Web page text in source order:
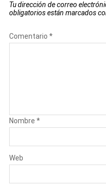
Tu dirección de correo
obligatorios están marcados
Comentario *
Nombre *
Web